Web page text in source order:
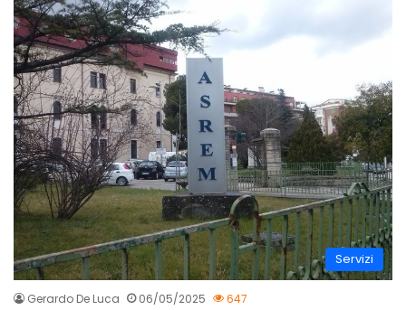
Servizi
Gerardo De Luca 06/05/2025 647